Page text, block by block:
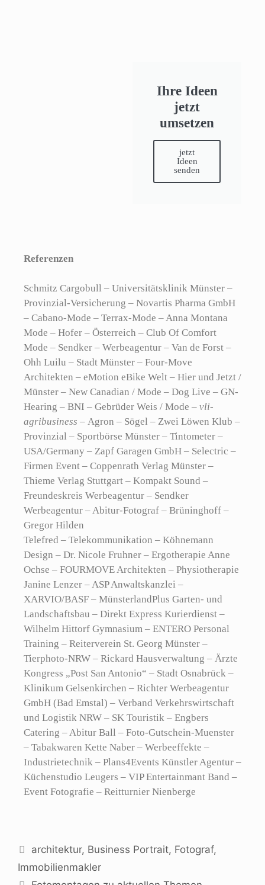
Ihre Ideen
jetzt
umsetzen
jetzt
Ideen
senden
Referenzen
Schmitz Cargobull – Universitätsklinik Münster –
Provinzial-Versicherung – Novartis Pharma GmbH
– Cabano-Mode – Terrax-Mode – Anna Montana
Mode – Hofer – Österreich – Club Of Comfort
Mode – Sendker – Werbeagentur – Van de Forst –
Ohh Luilu – Stadt Münster – Four-Move
Architekten – eMotion eBike Welt – Hier und Jetzt /
Münster – New Canadian / Mode – Dog Live – GN-
Hearing – BNI – Gebrüder Weis / Mode – vli-
agribusiness – Agron – Sögel – Zwei Löwen Klub –
Provinzial – Sportbörse Münster – Tintometer –
USA/Germany – Zapf Garagen GmbH – Selectric –
Firmen Event – Coppenrath Verlag Münster –
Thieme Verlag Stuttgart – Kompakt Sound –
Freundeskreis Werbeagentur – Sendker
Werbeagentur – Abitur-Fotograf – Brüninghoff –
Gregor Hilden
Telefred – Telekommunikation – Köhnemann
Design – Dr. Nicole Fruhner – Ergotherapie Anne
Ochse – FOURMOVE Architekten – Physiotherapie
Janine Lenzer – ASP Anwaltskanzlei –
XARVIO/BASF – MünsterlandPlus Garten- und
Landschaftsbau – Direkt Express Kurierdienst –
Wilhelm Hittorf Gymnasium – ENTERO Personal
Training – Reiterverein St. Georg Münster –
Tierphoto-NRW – Rickard Hausverwaltung – Ärzte
Kongress „Post San Antonio“ – Stadt Osnabrück –
Klinikum Gelsenkirchen – Richter Werbeagentur
GmbH (Bad Emstal) – Verband Verkehrswirtschaft
und Logistik NRW – SK Touristik – Engbers
Catering – Abitur Ball – Foto-Gutschein-Muenster
– Tabakwaren Kette Naber – Werbeeffekte –
Industrietechnik – Plans4Events Künstler Agentur –
Küchenstudio Leugers – VIP Entertainmant Band –
Event Fotografie – Reitturnier Nienberge
architektur, Business Portrait, Fotograf,
Immobilienmakler